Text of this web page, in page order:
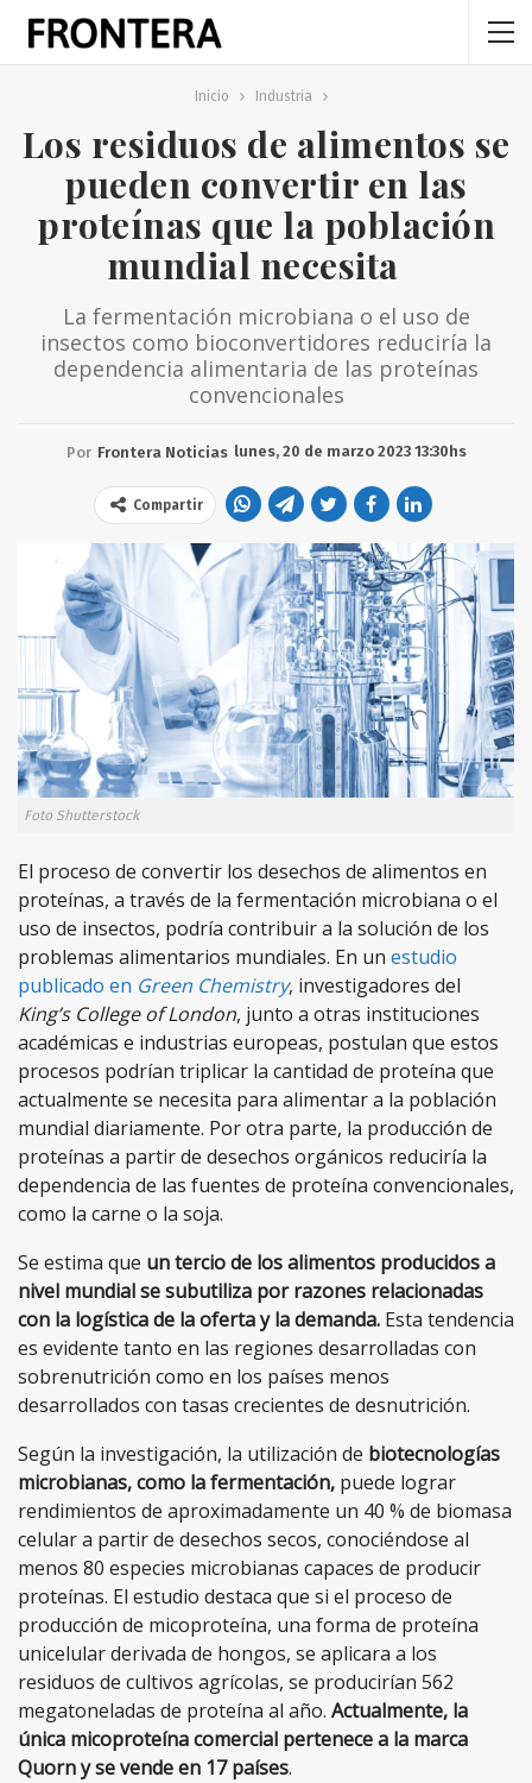
Inicio Industria
Los residuos de alimentos se
pueden convertir en las
proteínas que la población
mundial necesita
La fermentación microbiana o el uso de
insectos como bioconvertidores reduciría la
dependencia alimentaria de las proteínas
convencionales
Por Frontera Noticias lunes, 20 de marzo 2023 13:30hs
Compartir
Foto Shutterstock
El proceso de convertir los desechos de alimentos en
proteínas, a través de la fermentación microbiana o el
uso de insectos, podría contribuir a la solución de los
problemas alimentarios mundiales. En un estudio
publicado en Green Chemistry, investigadores del
King’s College of London, junto a otras instituciones
académicas e industrias europeas, postulan que estos
procesos podrían triplicar la cantidad de proteína que
actualmente se necesita para alimentar a la población
mundial diariamente. Por otra parte, la producción de
proteínas a partir de desechos orgánicos reduciría la
dependencia de las fuentes de proteína convencionales,
como la carne o la soja.
Se estima que un tercio de los alimentos producidos a
nivel mundial se subutiliza por razones relacionadas
con la logística de la oferta y la demanda. Esta tendencia
es evidente tanto en las regiones desarrolladas con
sobrenutrición como en los países menos
desarrollados con tasas crecientes de desnutrición.
Según la investigación, la utilización de biotecnologías
microbianas, como la fermentación, puede lograr
rendimientos de aproximadamente un 40 % de biomasa
celular a partir de desechos secos, conociéndose al
menos 80 especies microbianas capaces de producir
proteínas. El estudio destaca que si el proceso de
producción de micoproteína, una forma de proteína
unicelular derivada de hongos, se aplicara a los
residuos de cultivos agrícolas, se producirían 562
megatoneladas de proteína al año. Actualmente, la
única micoproteína comercial pertenece a la marca
Quorn y se vende en 17 países.